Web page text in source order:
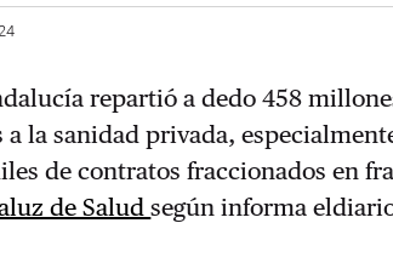
repartió a dedo 458
la sanidad privada,
de contratos fraccionados en
de Saludsegún informa